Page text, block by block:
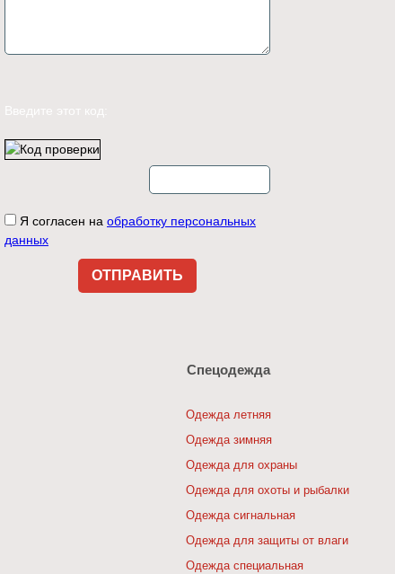
Введите этот код:
Я согласен на обработку персональных
данных
Спецодежда
Одежда летняя
Одежда зимняя
Одежда для охраны
Одежда для охоты и рыбалки
Одежда сигнальная
Одежда для защиты от влаги
Одежда специальная